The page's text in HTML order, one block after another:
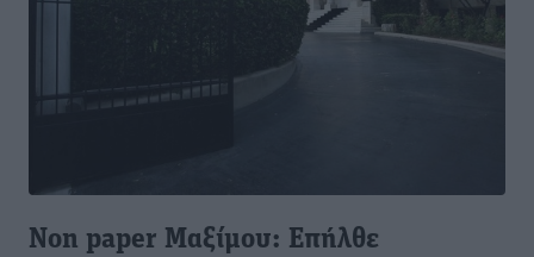
Non paper Μαξίμου: Επήλθε